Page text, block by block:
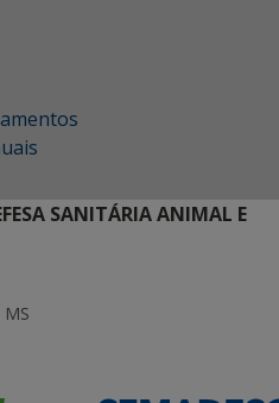
SANITÁRIA ANIMAL E